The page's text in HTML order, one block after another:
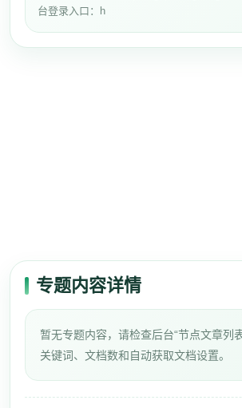
台登录入口：h
专题内容详情
暂无专题内容，请检查后台“节点文章列
关键词、文档数和自动获取文档设置。